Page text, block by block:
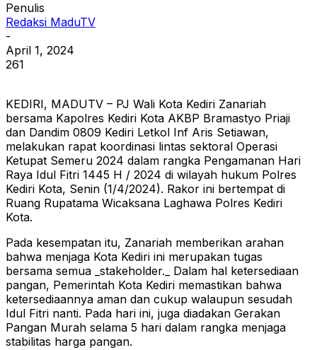
Penulis
Redaksi MaduTV
-
April 1, 2024
261
KEDIRI, MADUTV – PJ Wali Kota Kediri Zanariah
bersama Kapolres Kediri Kota AKBP Bramastyo Priaji
dan Dandim 0809 Kediri Letkol Inf Aris Setiawan,
melakukan rapat koordinasi lintas sektoral Operasi
Ketupat Semeru 2024 dalam rangka Pengamanan Hari
Raya Idul Fitri 1445 H / 2024 di wilayah hukum Polres
Kediri Kota, Senin (1/4/2024). Rakor ini bertempat di
Ruang Rupatama Wicaksana Laghawa Polres Kediri
Kota.
Pada kesempatan itu, Zanariah memberikan arahan
bahwa menjaga Kota Kediri ini merupakan tugas
bersama semua _stakeholder._ Dalam hal ketersediaan
pangan, Pemerintah Kota Kediri memastikan bahwa
ketersediaannya aman dan cukup walaupun sesudah
Idul Fitri nanti. Pada hari ini, juga diadakan Gerakan
Pangan Murah selama 5 hari dalam rangka menjaga
stabilitas harga pangan.